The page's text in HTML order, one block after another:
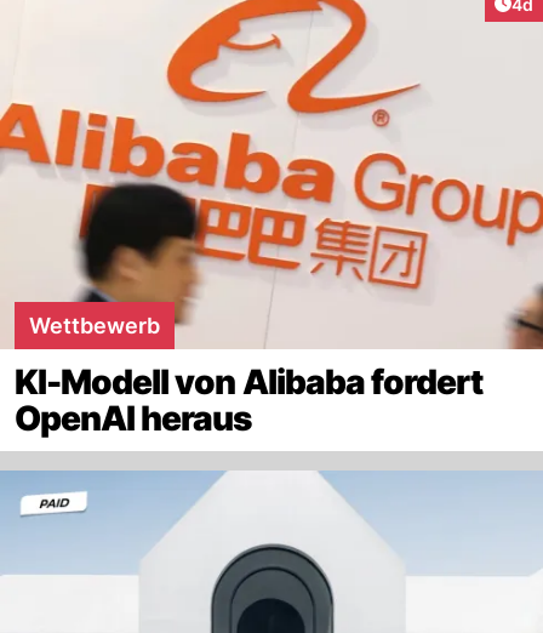
4d
Wettbewerb
KI-Modell von Alibaba fordert
OpenAI heraus